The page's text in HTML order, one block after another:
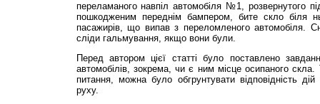
переламаного навпіл автомобіля №1, розвернутого
пошкодженим переднім бампером, бите скло біля
пасажирів, що випав з переломленого автомобіля.
сліди гальмування, якщо вони були.
Перед автором цієї статті було поставлено
автомобілів, зокрема, чи є ним місце осипаного
питання, можна було обгрунтувати відповідність
руху.